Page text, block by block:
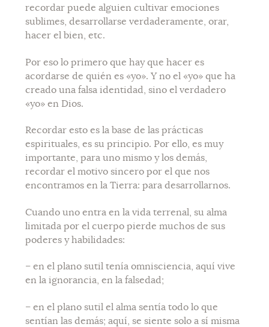
recordar puede alguien cultivar emociones
sublimes, desarrollarse verdaderamente, orar,
hacer el bien, etc.
Por eso lo primero que hay que hacer es
acordarse de quién es «yo». Y no el «yo» que ha
creado una falsa identidad, sino el verdadero
«yo» en Dios.
Recordar esto es la base de las prácticas
espirituales, es su principio. Por ello, es muy
importante, para uno mismo y los demás,
recordar el motivo sincero por el que nos
encontramos en la Tierra: para desarrollarnos.
Cuando uno entra en la vida terrenal, su alma
limitada por el cuerpo pierde muchos de sus
poderes y habilidades:
– en el plano sutil tenía omnisciencia, aquí vive
en la ignorancia, en la falsedad;
– en el plano sutil el alma sentía todo lo que
sentían las demás; aquí, se siente solo a sí misma